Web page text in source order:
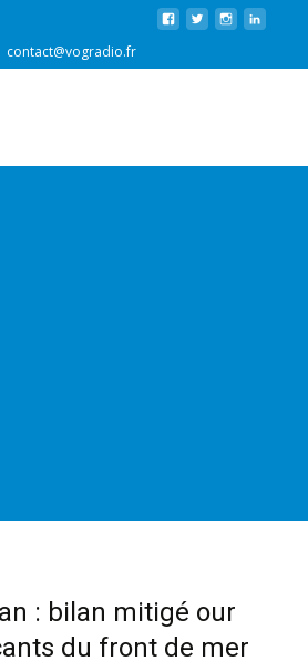
contact@vogradio.fr
: bilan mitigé our
du front de mer